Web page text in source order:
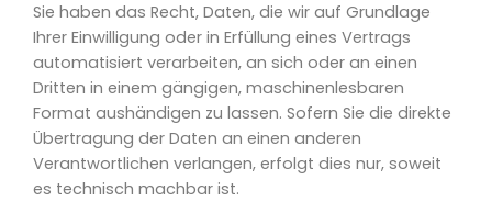
Sie haben das Recht, Daten, die wir auf Grundlage
Ihrer Einwilligung oder in Erfüllung eines Vertrags
automatisiert verarbeiten, an sich oder an einen
Dritten in einem gängigen, maschinenlesbaren
Format aushändigen zu lassen. Sofern Sie die direkte
Übertragung der Daten an einen anderen
Verantwortlichen verlangen, erfolgt dies nur, soweit
es technisch machbar ist.